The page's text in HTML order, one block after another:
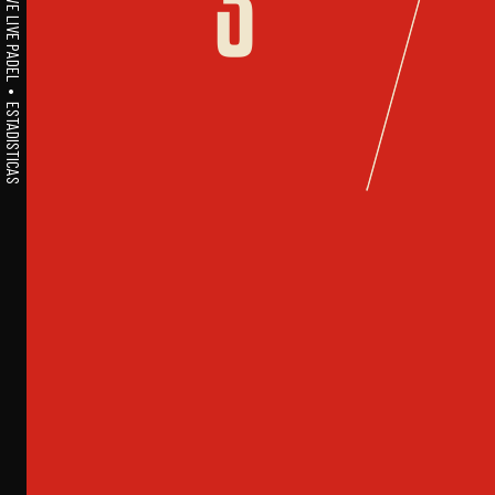
A1PADEL • WE LIVE PADEL • ESTADISTICAS